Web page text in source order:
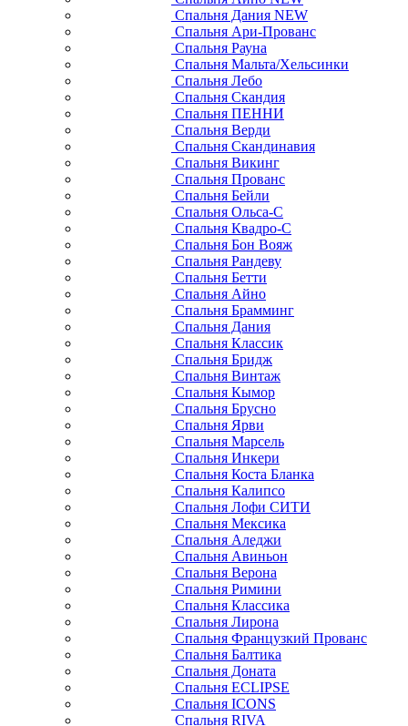
Спальня Дания NEW
Спальня Ари-Прованс
Спальня Рауна
Спальня Мальта/Хельсинки
Спальня Лебо
Спальня Скандия
Спальня ПЕННИ
Спальня Верди
Спальня Скандинавия
Спальня Викинг
Спальня Прованс
Спальня Бейли
Спальня Ольса-С
Спальня Квадро-С
Спальня Бон Вояж
Спальня Рандеву
Спальня Бетти
Спальня Айно
Спальня Брамминг
Спальня Дания
Спальня Классик
Спальня Бридж
Спальня Винтаж
Спальня Кымор
Спальня Брусно
Спальня Ярви
Спальня Марсель
Спальня Инкери
Спальня Коста Бланка
Спальня Калипсо
Спальня Лофи СИТИ
Спальня Мексика
Спальня Аледжи
Спальня Авиньон
Спальня Верона
Спальня Римини
Спальня Классика
Спальня Лирона
Спальня Французкий Прованс
Спальня Балтика
Спальня Доната
Спальня ECLIPSE
Спальня ICONS
Спальня RIVA